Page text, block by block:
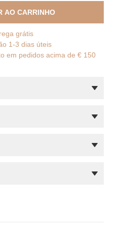
AO CARRINHO
grátis
1-3 dias úteis
em pedidos acima de € 150